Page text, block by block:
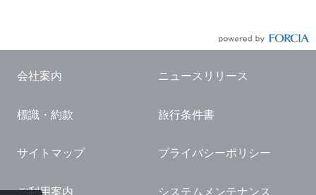
国内観光ガイド
旅行・観光情報
会社案内 ニュースリリース
標識・約款 旅行条件書
サイトマップ プライバシーポリシー
ご利用案内 システムメンテナンス